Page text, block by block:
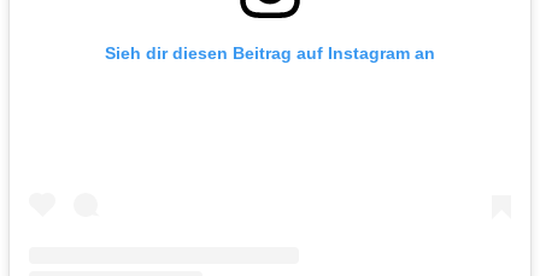
Sieh dir diesen Beitrag auf Instagram an